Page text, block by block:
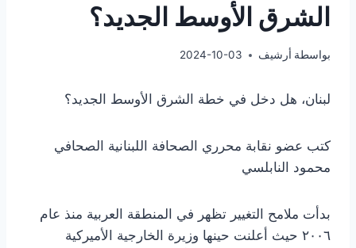
الشرق الأوسط الجديد؟
بواسطة أرشيف 2024-10-03
لبنان، هل دخل في خطة الشرق الأوسط الجديد؟
كتب عضو نقابة محرري الصحافة اللبنانية الصحافي
محمود النابلسي
بدأت ملامح التغيير تظهر في المنطقة العربية منذ عام
٢٠٠٦ حيث أعلنت حينها وزيرة الخارجية الأميركية